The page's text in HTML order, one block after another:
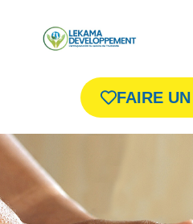
FAIRE